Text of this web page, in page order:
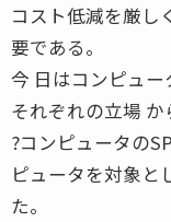
コスト低減を厳し
要である。
今 日はコンピュー
それぞれの立場 か
?コンピュータの
ピュータを対象と
た。